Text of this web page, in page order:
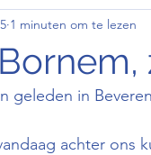
1 minuten om te lezen
geleden in
achter